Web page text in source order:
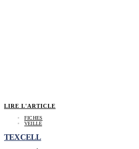
LIRE L'ARTICLE
FICHES
VEILLE
TEXCELL